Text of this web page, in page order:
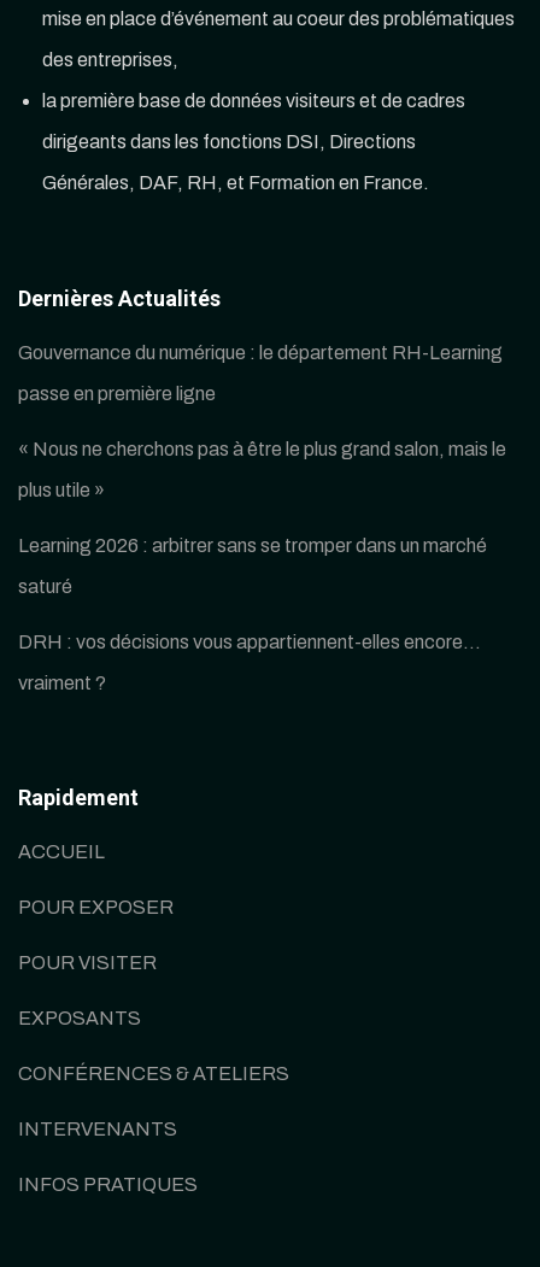
mise en place d’événement au coeur des problématiques
des entreprises,
la première base de données visiteurs et de cadres
dirigeants dans les fonctions DSI, Directions
Générales, DAF, RH, et Formation en France.
Dernières Actualités
Gouvernance du numérique : le département RH-Learning
passe en première ligne
« Nous ne cherchons pas à être le plus grand salon, mais le
plus utile »
Learning 2026 : arbitrer sans se tromper dans un marché
saturé
DRH : vos décisions vous appartiennent-elles encore…
vraiment ?
Rapidement
ACCUEIL
POUR EXPOSER
POUR VISITER
EXPOSANTS
CONFÉRENCES & ATELIERS
INTERVENANTS
INFOS PRATIQUES